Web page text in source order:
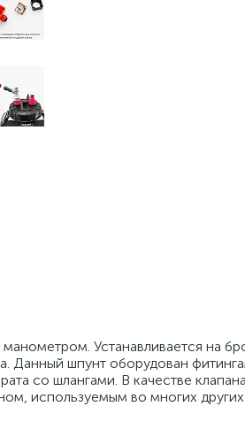
Устанавливается на
Данный шпунт оборудован
со шлангами. В качестве
используемым во многих